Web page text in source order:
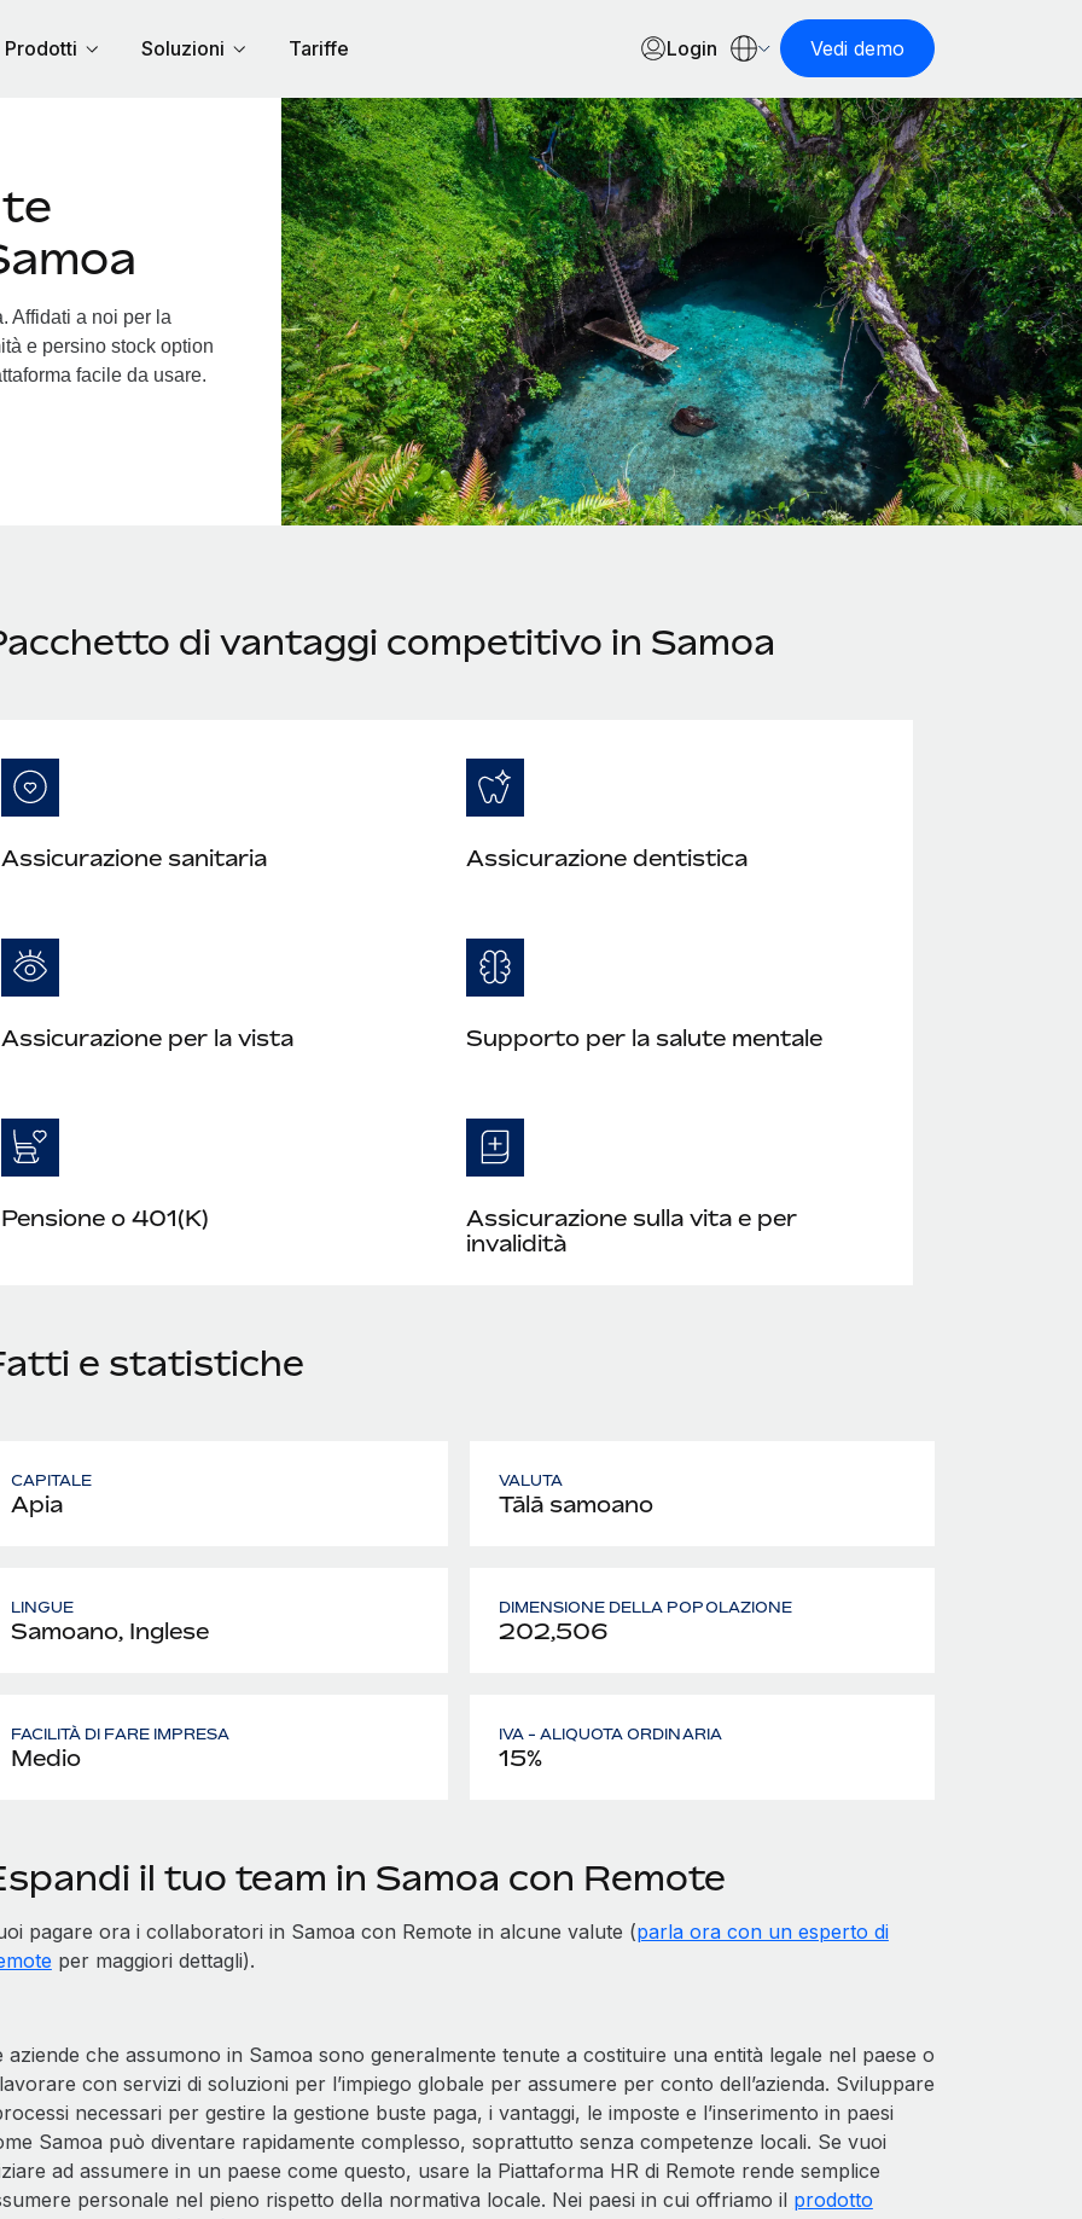
Prodotti Soluzioni Tariffe Login Vedi demo
Affidati a noi per la
e persino stock option
facile da usare.
di vantaggi competitivo in Samoa
Assicurazione sanitaria Assicurazione dentistica
Assicurazione per la vista Supporto per la salute mentale
Pensione o 401(K)
Assicurazione sulla vita e per
invalidità
e statistiche
CAPITALE
Apia
VALUTA
Tālā samoano
LINGUE
Samoano, Inglese
DIMENSIONE DELLA POPOLAZIONE
202,506
FACILITÀ DI FARE IMPRESA
Medio
IVA - ALIQUOTA ORDINARIA
15%
il tuo team in Samoa con Remote
pagare ora i collaboratori in Samoa con Remote in alcune valute (parla ora con un esperto di
per maggiori dettagli).
aziende che assumono in Samoa sono generalmente tenute a costituire una entità legale nel paese o
con servizi di soluzioni per l’impiego globale per assumere per conto dell’azienda. Sviluppare
necessari per gestire la gestione buste paga, i vantaggi, le imposte e l’inserimento in paesi
Samoa può diventare rapidamente complesso, soprattutto senza competenze locali. Se vuoi
ad assumere in un paese come questo, usare la Piattaforma HR di Remote rende semplice
personale nel pieno rispetto della normativa locale. Nei paesi in cui offriamo il prodotto